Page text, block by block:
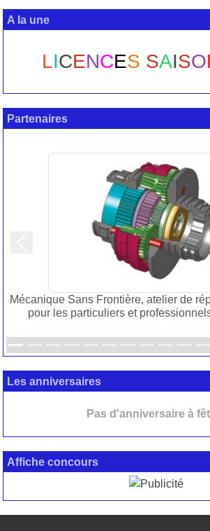
A la une
LICENCES SAISO
Partenaires
Mécanique Sans Frontière, atelier de
pour les particuliers et
Les anniversaires
Pas d'anniversaire à
Affiche concours